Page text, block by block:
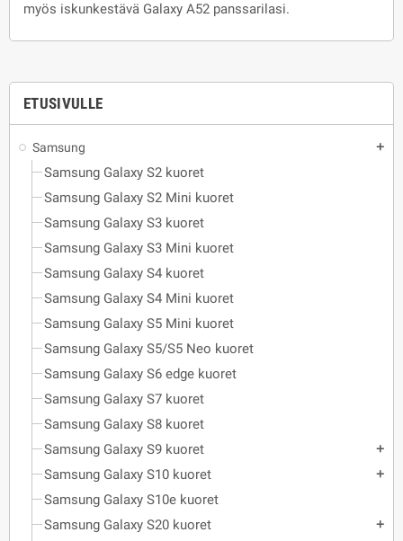
ETUSIVULLE
Samsung add
Samsung Galaxy S2 kuoret
Samsung Galaxy S2 Mini kuoret
Samsung Galaxy S3 kuoret
Samsung Galaxy S3 Mini kuoret
Samsung Galaxy S4 kuoret
Samsung Galaxy S4 Mini kuoret
Samsung Galaxy S5 Mini kuoret
Samsung Galaxy S5/S5 Neo kuoret
Samsung Galaxy S6 edge kuoret
Samsung Galaxy S7 kuoret
Samsung Galaxy S8 kuoret
Samsung Galaxy S9 kuoret
add
Samsung Galaxy S10 kuoret add
Samsung Galaxy S10e kuoret
Samsung Galaxy S20 kuoret
add
myös iskunkestävä Galaxy A52 panssarilasi.